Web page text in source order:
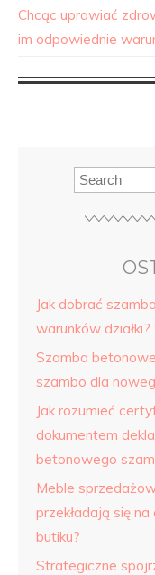
Chcąc uprawiać
im odpowiednie
Jak dobrać
warunków
Szamba
szambo dla
Jak rozumieć
dokumentem
betonowego
Meble
przekładają się
butiku?
Strategiczne